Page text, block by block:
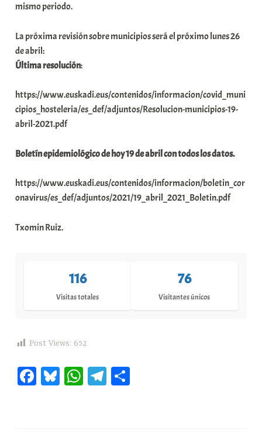
mismo periodo.
La próxima revisión sobre municipios será el próximo lunes 26
de abril:
Última resolución:
https://www.euskadi.eus/contenidos/informacion/covid_muni
cipios_hosteleria/es_def/adjuntos/Resolucion-municipios-19-
abril-2021.pdf
Boletín epidemiológico de hoy 19 de abril con todos los datos.
https://www.euskadi.eus/contenidos/informacion/boletin_cor
onavirus/es_def/adjuntos/2021/19_abril_2021_Boletin.pdf
Txomin Ruiz.
116
Visitas totales
76
Visitantes únicos
Post Views: 652
Fa Bl W Te